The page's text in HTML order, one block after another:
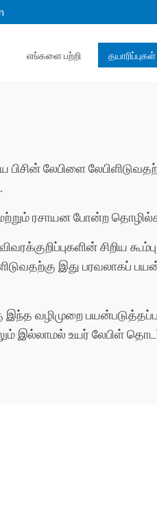
எங்களை பற்றி தயாரிப்புகள்
லேபிளை
ரசாயன போன்ற
சிறிய
இது பரவலாகப்
வழிமுறை
இல்லாமல் உயர் லேபிள்